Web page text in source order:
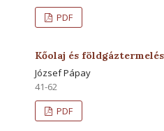
PDF
Kőolaj és
József Pápay
41-62
PDF